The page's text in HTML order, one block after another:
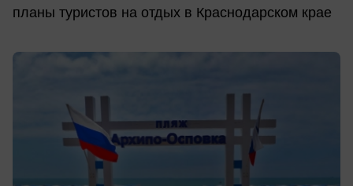
планы туристов на отдых в Краснодарском крае